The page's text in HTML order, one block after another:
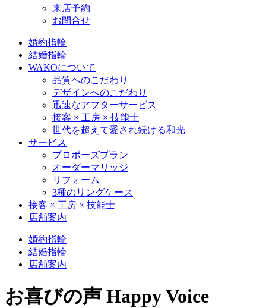
来店予約
お問合せ
婚約指輪
結婚指輪
WAKOについて
品質へのこだわり
デザインへのこだわり
迅速なアフターサービス
接客 × 工房 × 技能士
世代を超えて愛され続ける和光
サービス
プロポーズプラン
オーダーマリッジ
リフォーム
3種のリングケース
接客 × 工房 × 技能士
店舗案内
婚約指輪
結婚指輪
店舗案内
お喜びの声 Happy Voice